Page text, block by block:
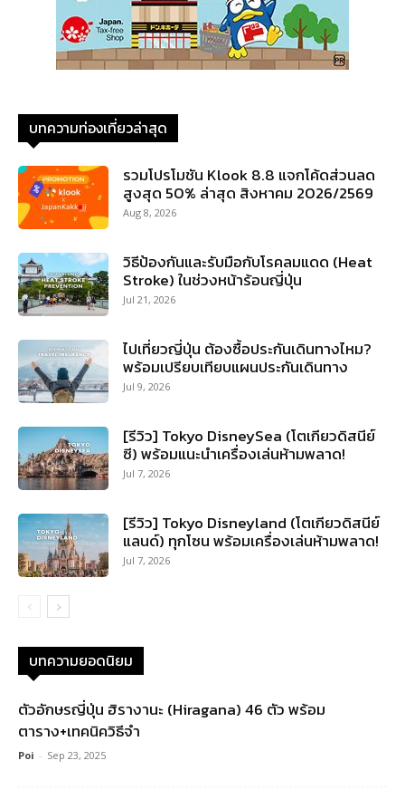
บทความท่องเที่ยวล่าสุด
รวมโปรโมชัน Klook 8.8 แจกโค้ดส่วนลด
สูงสุด 50% ล่าสุด สิงหาคม 2026/2569
Aug 8, 2026
วิธีป้องกันและรับมือกับโรคลมแดด (Heat
Stroke) ในช่วงหน้าร้อนญี่ปุ่น
Jul 21, 2026
ไปเที่ยวญี่ปุ่น ต้องซื้อประกันเดินทางไหม?
พร้อมเปรียบเทียบแผนประกันเดินทาง
Jul 9, 2026
[รีวิว] Tokyo DisneySea (โตเกียวดิสนีย์
ซี) พร้อมแนะนำเครื่องเล่นห้ามพลาด!
Jul 7, 2026
[รีวิว] Tokyo Disneyland (โตเกียวดิสนีย์
แลนด์) ทุกโซน พร้อมเครื่องเล่นห้ามพลาด!
Jul 7, 2026
บทความยอดนิยม
ตัวอักษรญี่ปุ่น ฮิรางานะ (Hiragana) 46 ตัว พร้อม
ตาราง+เทคนิควิธีจำ
Poi - Sep 23, 2025